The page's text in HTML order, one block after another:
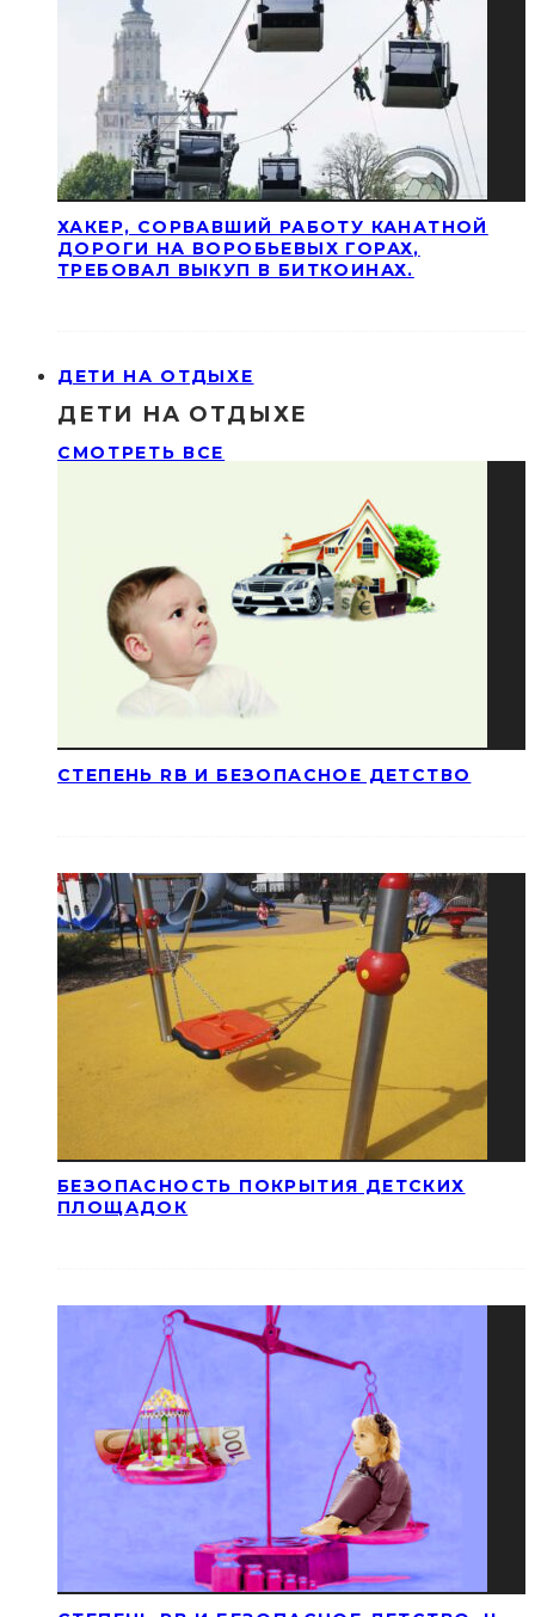
ХАКЕР, СОРВАВШИЙ РАБОТУ КАНАТНОЙ
ДОРОГИ НА ВОРОБЬЕВЫХ ГОРАХ,
ТРЕБОВАЛ ВЫКУП В БИТКОИНАХ.
ДЕТИ НА ОТДЫХЕ
ДЕТИ НА ОТДЫХЕ
СМОТРЕТЬ ВСЕ
СТЕПЕНЬ RB И БЕЗОПАСНОЕ ДЕТСТВО
БЕЗОПАСНОСТЬ ПОКРЫТИЯ ДЕТСКИХ
ПЛОЩАДОК